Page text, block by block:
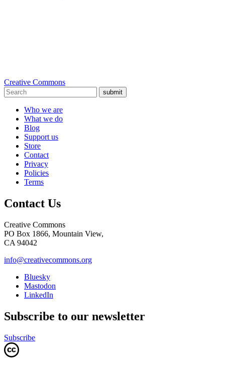
Creative Commons
submit
Who we are
What we do
Blog
Support us
Store
Contact
Privacy
Policies
Terms
Contact Us
Creative Commons
PO Box 1866, Mountain View,
CA 94042
info@creativecommons.org
Bluesky
Mastodon
LinkedIn
Subscribe to our newsletter
Subscribe